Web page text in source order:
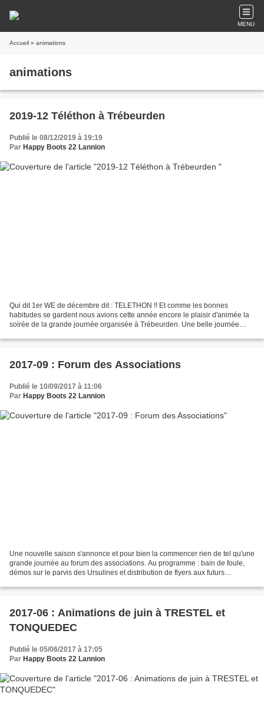
MENU
Accueil » animations
animations
2019-12 Téléthon à Trébeurden
Publié le 08/12/2019 à 19:19
Par Happy Boots 22 Lannion
Qui dit 1er WE de décembre dit : TELETHON !! Et comme les bonnes
habitudes se gardent nous avions cette année encore le plaisir d'animée la
soirée de la grande journée organisée à Trébeurden. Une belle journée
2017-09 : Forum des Associations
Publié le 10/09/2017 à 11:06
Par Happy Boots 22 Lannion
Une nouvelle saison s'annonce et pour bien la commencer rien de tel qu'une
grande journée au forum des associations. Au programme : bain de foule,
démos sur le parvis des Ursulines et distribution de flyers aux futurs
2017-06 : Animations de juin à TRESTEL et
TONQUEDEC
Publié le 05/06/2017 à 17:05
Par Happy Boots 22 Lannion